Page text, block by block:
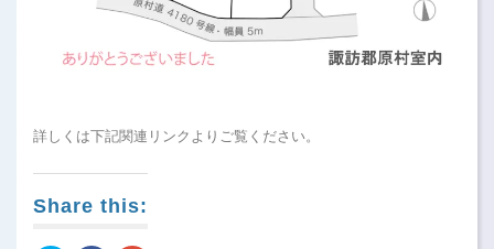
詳しくは下記関連リンクよりご覧ください。
Share this: